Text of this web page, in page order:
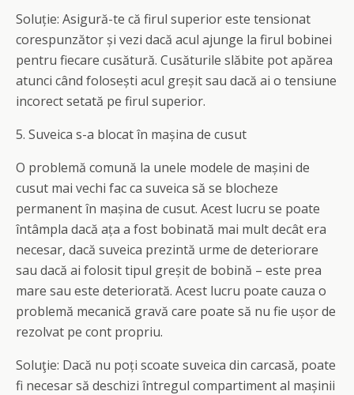
Soluție: Asigură-te că firul superior este tensionat
corespunzător și vezi dacă acul ajunge la firul bobinei
pentru fiecare cusătură. Cusăturile slăbite pot apărea
atunci când folosești acul greșit sau dacă ai o tensiune
incorect setată pe firul superior.
5. Suveica s-a blocat în mașina de cusut
O problemă comună la unele modele de mașini de
cusut mai vechi fac ca suveica să se blocheze
permanent în mașina de cusut. Acest lucru se poate
întâmpla dacă ața a fost bobinată mai mult decât era
necesar, dacă suveica prezintă urme de deteriorare
sau dacă ai folosit tipul greșit de bobină – este prea
mare sau este deteriorată. Acest lucru poate cauza o
problemă mecanică gravă care poate să nu fie ușor de
rezolvat pe cont propriu.
Soluţie: Dacă nu poți scoate suveica din carcasă, poate
fi necesar să deschizi întregul compartiment al mașinii